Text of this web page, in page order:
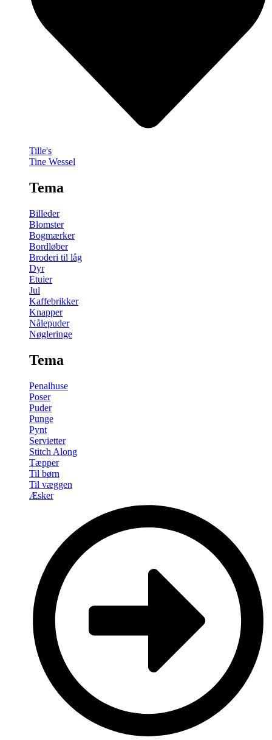
Tille's
Tine Wessel
Tema
Billeder
Blomster
Bogmærker
Bordløber
Broderi til låg
Dyr
Etuier
Jul
Kaffebrikker
Knapper
Nålepuder
Nøgleringe
Tema
Penalhuse
Poser
Puder
Punge
Pynt
Servietter
Stitch Along
Tæpper
Til børn
Til væggen
Æsker